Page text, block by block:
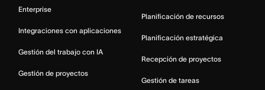
Enterprise
Integraciones con aplicaciones
Gestión del trabajo con IA
Gestión de proyectos
Planificación de recursos
Planificación estratégica
Recepción de proyectos
Gestión de tareas